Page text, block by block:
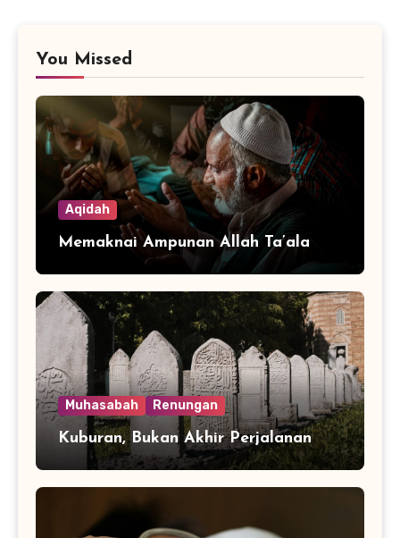
You Missed
Aqidah
Memaknai Ampunan Allah Ta’ala
Muhasabah Renungan
Kuburan, Bukan Akhir Perjalanan